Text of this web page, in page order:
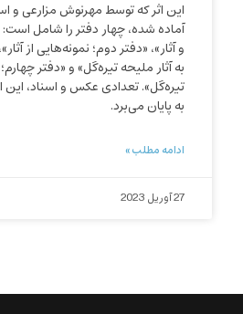
این اثر که توسط مهرنوش مزارعی و
آماده شده، چهار دفتر را شامل
و آثار»، «دفتر دوم؛ نمونه‌هایی از
به آثار ملیحه تیره‌گل» و «دفتر
تیره‌گل». تعدادی عکس و اسناد،
به پایان می‌برد.
ادامه مطلب »
27 آوریل 2023